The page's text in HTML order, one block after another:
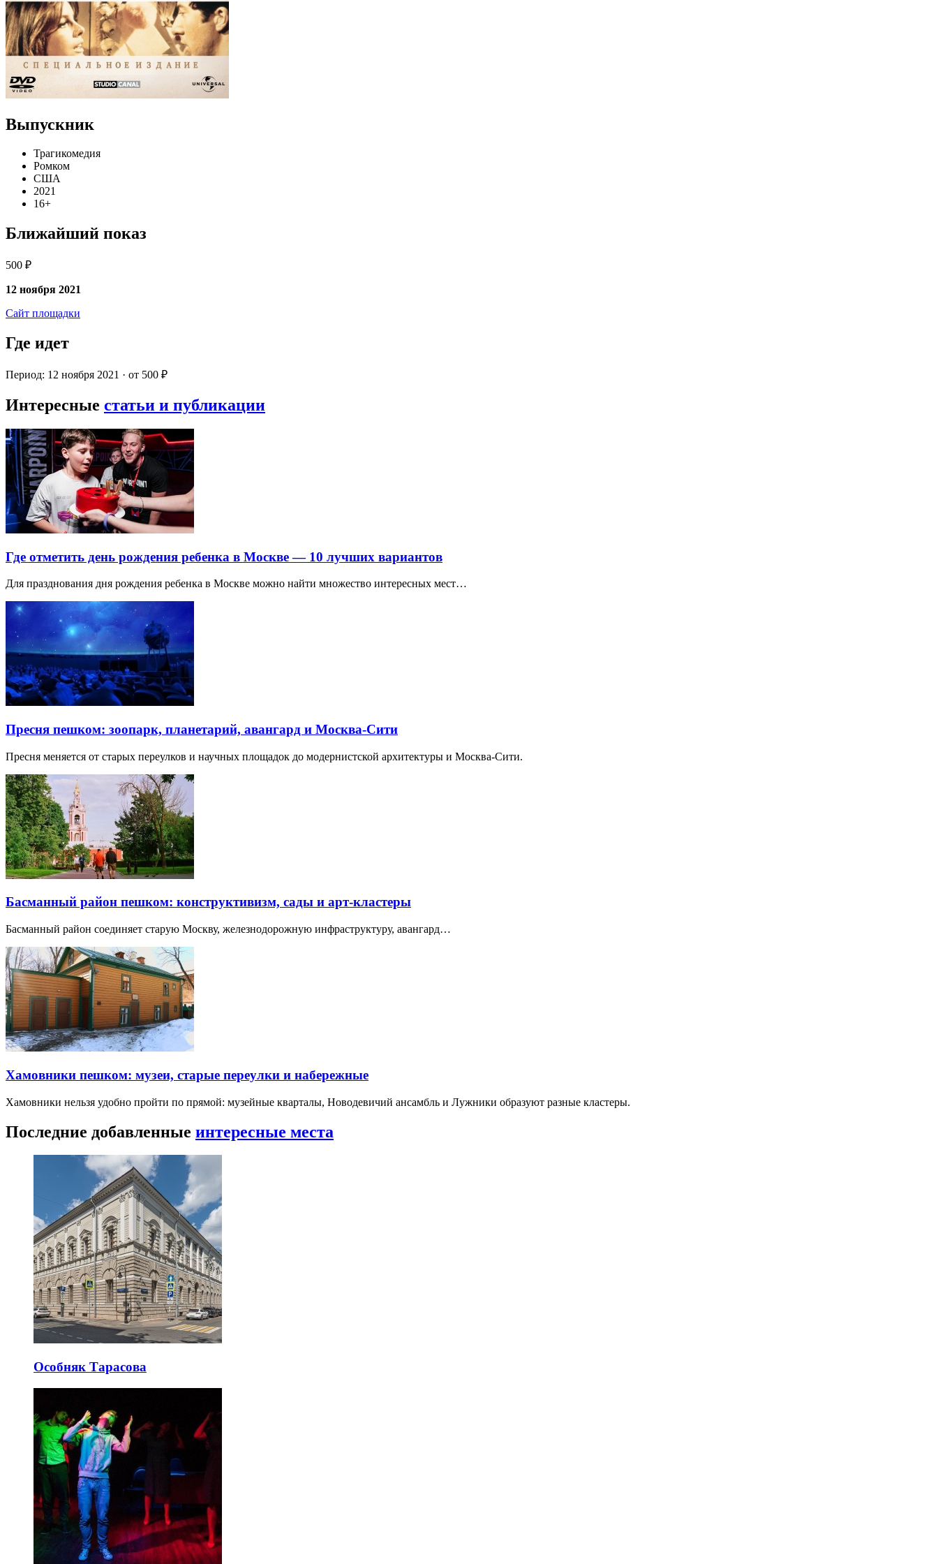
Выпускник
Трагикомедия
Ромком
США
2021
16+
Ближайший показ
500 ₽
12 ноября 2021
Сайт площадки
Где идет
Период: 12 ноября 2021 · от 500 ₽
Интересные статьи и публикации
Где отметить день рождения ребенка в Москве — 10 лучших вариантов
Для празднования дня рождения ребенка в Москве можно найти множество интересных мест…
Пресня пешком: зоопарк, планетарий, авангард и Москва-Сити
Пресня меняется от старых переулков и научных площадок до модернистской архитектуры и Москва-Сити.
Басманный район пешком: конструктивизм, сады и арт-кластеры
Басманный район соединяет старую Москву, железнодорожную инфраструктуру, авангард…
Хамовники пешком: музеи, старые переулки и набережные
Хамовники нельзя удобно пройти по прямой: музейные кварталы, Новодевичий ансамбль и Лужники образуют разные кластеры.
Последние добавленные интересные места
Особняк Тарасова